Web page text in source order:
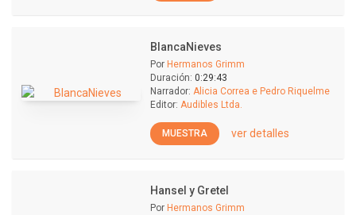
BlancaNieves
Por Hermanos Grimm
Duración: 0:29:43
Narrador: Alicia Correa e Pedro Riquelme
Editor: Audibles Ltda.
MUESTRA ver detalles
Hansel y Gretel
Por Hermanos Grimm